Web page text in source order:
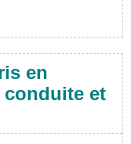
en
conduite et